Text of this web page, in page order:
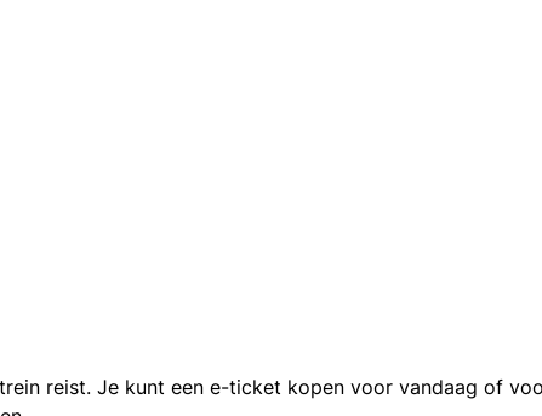
reist. Je kunt een e-ticket kopen voor vandaag of